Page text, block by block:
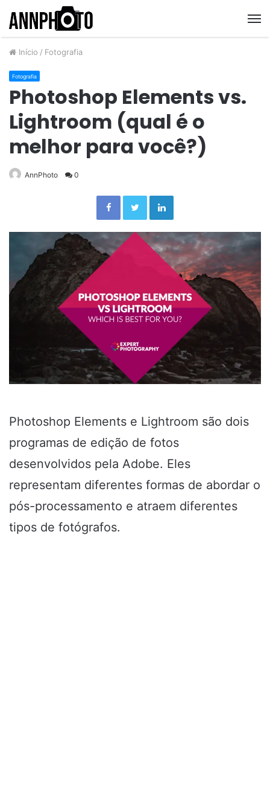
Início / Fotografia
Fotografia
Photoshop Elements vs.
Lightroom (qual é o
melhor para você?)
AnnPhoto 0
FacebookTwitterLinkedin
Photoshop Elements e Lightroom são dois
programas de edição de fotos
desenvolvidos pela Adobe. Eles
representam diferentes formas de abordar o
pós-processamento e atraem diferentes
tipos de fotógrafos.